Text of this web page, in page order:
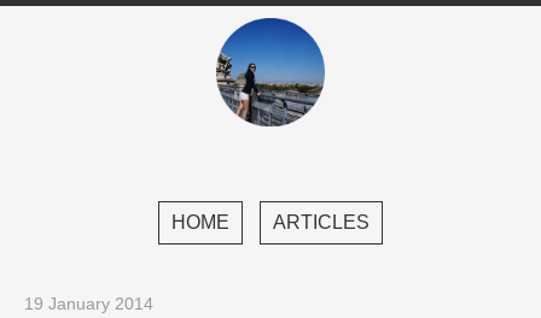
HOME ARTICLES
19 January 2014